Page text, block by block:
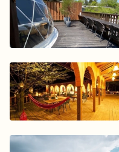
マガジン イベント